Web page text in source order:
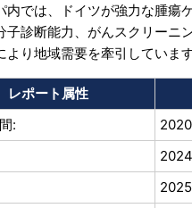
内では、ドイツが強力な腫瘍
子診断能力、がんスクリーニ
より地域需要を牽引しています
レポート属性
:
2024